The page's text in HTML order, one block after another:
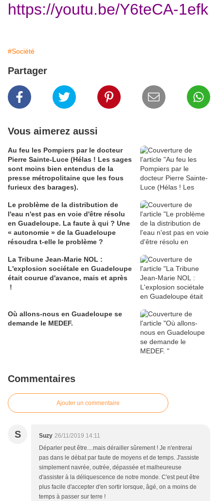
https://youtu.be/Y6teCA-1efk
#Société
Partager
Vous aimerez aussi
Au feu les Pompiers par le docteur
Pierre Sainte-Luce (Hélas ! Les sages
sont moins bien entendus de la
presse métropolitaine que les fous
furieux des barages).
Le problème de la distribution de
l'eau n'est pas en voie d'être résolu
en Guadeloupe. La faute à qui ? Une
« autonomie » de la Guadeloupe
résoudra t-elle le problème ?
La Tribune Jean-Marie NOL :
L'explosion sociétale en Guadeloupe
était courue d'avance, mais et après
!
Où allons-nous en Guadeloupe se
demande le MEDEF.
Commentaires
Ajouter un commentaire
S Suzy 26/11/2019 14:11
Déparler peut être....mais dérailler sûrement ! Je n'entrerai
pas dans le débat par faute de moyens et de temps. J'assiste
simplement navrée, outrée, dépassée et malheureuse
d'assister à la déliquescence de notre monde. C'est peut être
plus facile d'accepter d'en sortir lorsque, âgé, on a moins de
temps à passer sur terre !